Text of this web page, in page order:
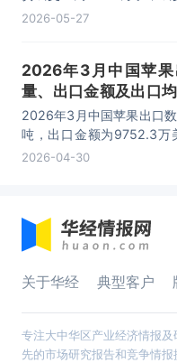
1465.88亿元，成交均价
2026-05-27
2026年3月中国苹果
量、出口金额及出口
分析
2026年3月中国苹果出口
吨，出口金额为9752.3万
口均价为1083.6美元/吨。
2026-04-30
关于华经 典型客户
专注大中华区产业经济情报
先的市场研究报告和竞争情报